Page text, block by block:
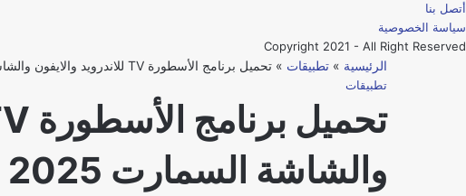
أتصل بنا
سياسة الخصوصية
Copyright 2021 - All Right Reserved
الرئيسية » تطبيقات » تحميل برنامج الأسطورة TV للاندرويد والايفون والشاشة السمارت 2025 بدون إعلانات – بث مباشر لجميع القنوات
تطبيقات